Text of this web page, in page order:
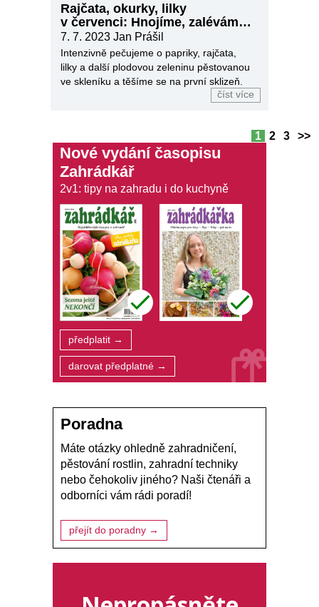
Rajčata, okurky, lilky
v červenci: Hnojíme, zaléváme
a už i sklízíme
7. 7. 2023 Jan Prášil
Intenzivně pečujeme o papriky, rajčata,
lilky a další plodovou zeleninu pěstovanou
ve skleníku a těšíme se na první sklizeň.
číst více
1 2 3 >>
Nové vydání časopisu
Zahrádkář
2v1: tipy na zahradu i do kuchyně
předplatit →
darovat předplatné →
Poradna
Máte otázky ohledně zahradničení,
pěstování rostlin, zahradní techniky
nebo čehokoliv jiného? Naši čtenáři a
odborníci vám rádi poradí!
přejít do poradny →